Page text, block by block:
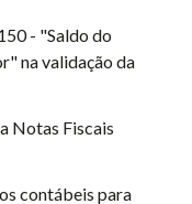
- "Saldo do
na validação da
Notas Fiscais
contábeis para